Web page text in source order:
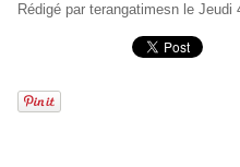
Rédigé par terangatimesn le Jeudi